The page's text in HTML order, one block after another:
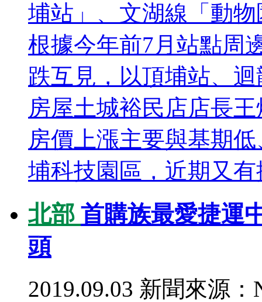
埔站」、文湖線「動
根據今年前7月站點周
跌互見，以頂埔站、
房屋土城裕民店店長
房價上漲主要與基期
埔科技園區，近期又
北部 首購族最愛捷運
頭
2019.09.03 新聞來源：